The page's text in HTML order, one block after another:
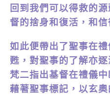
回到我們可以得救的
督的捨身和復活，和信
如此便帶出了聖事在
甦，對聖事的了解亦
梵二指出基督在禮儀
藉著聖事標記，以玄